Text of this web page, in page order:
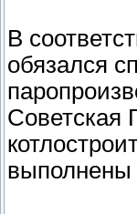
В
обязался
Советская
выполнены